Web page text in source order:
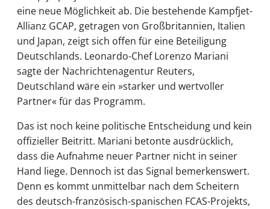
eine neue Möglichkeit ab. Die bestehende Kampfjet-
Allianz GCAP, getragen von Großbritannien, Italien
und Japan, zeigt sich offen für eine Beteiligung
Deutschlands. Leonardo-Chef Lorenzo Mariani
sagte der Nachrichtenagentur Reuters,
Deutschland wäre ein »starker und wertvoller
Partner« für das Programm.
Das ist noch keine politische Entscheidung und kein
offizieller Beitritt. Mariani betonte ausdrücklich,
dass die Aufnahme neuer Partner nicht in seiner
Hand liege. Dennoch ist das Signal bemerkenswert.
Denn es kommt unmittelbar nach dem Scheitern
des deutsch-französisch-spanischen FCAS-Projekts,